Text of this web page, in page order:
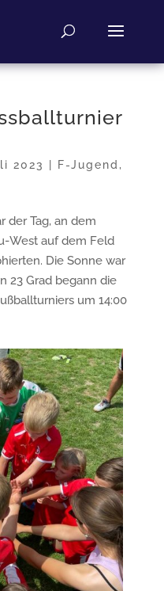
2023 F-Jugend ,
der Tag, an dem
West auf dem Feld
Die Sonne war
23 Grad begann die
um 14:00